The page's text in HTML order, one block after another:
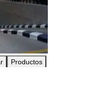
Productos